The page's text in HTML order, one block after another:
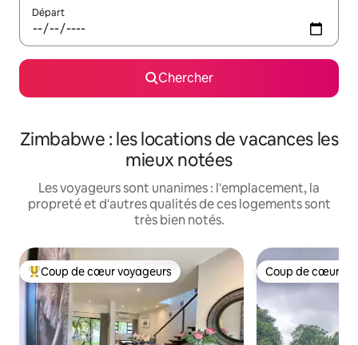
Départ
Chercher
Zimbabwe : les locations de vacances les
mieux notées
Les voyageurs sont unanimes : l'emplacement, la
propreté et d'autres qualités de ces logements sont
très bien notés.
Coup de cœur voyageurs parmi les plus aimés
Coup de cœur voyageurs Coup de cœur
Coup de cœur